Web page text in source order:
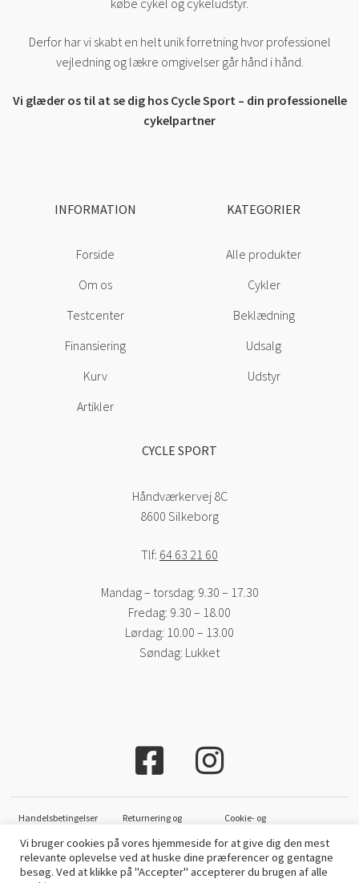
købe cykel og cykeludstyr.
Derfor har vi skabt en helt unik forretning hvor professionel
vejledning og lækre omgivelser går hånd i hånd.
Vi glæder os til at se dig hos Cycle Sport – din professionelle
cykelpartner
INFORMATION
Forside
Om os
Testcenter
Finansiering
Kurv
Artikler
KATEGORIER
Alle produkter
Cykler
Beklædning
Udsalg
Udstyr
CYCLE SPORT
Håndværkervej 8C
8600 Silkeborg
Tlf: 64 63 21 60
Mandag – torsdag: 9.30 – 17.30
Fredag: 9.30 – 18.00
Lørdag: 10.00 – 13.00
Søndag: Lukket
Copyright © Cyclesport Silkeborg
Handelsbetingelser
Returnering og
Cookie- og
Vi bruger cookies på vores hjemmeside for at give dig den mest
relevante oplevelse ved at huske dine præferencer og gentagne
besøg. Ved at klikke på "Accepter" accepterer du brugen af ​​alle